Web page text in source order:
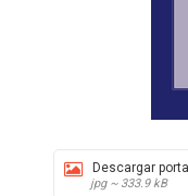
Descargar
jpg ~ 333.9 kB